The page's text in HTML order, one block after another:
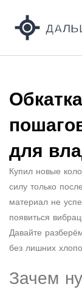
для
Купил новые
силу только
материал не
появиться
Давайте
без лишних
Зачем